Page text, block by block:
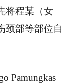
将程某（女
颈部等部位自
Pamungkas